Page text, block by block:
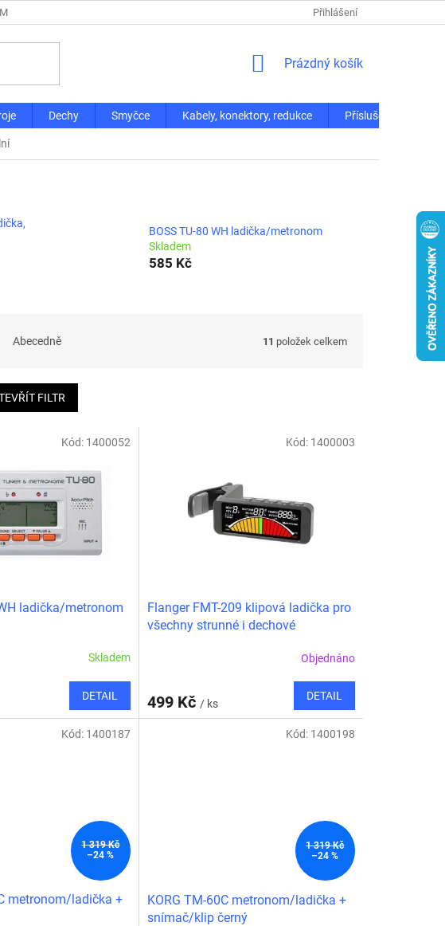
Přihlášení
NÁKUPNÍ
Prázdný košík
Dechy Smyčce Kabely, konektory, redukce Příslušenství
BOSS TU-80 WH ladička/metronom
Skladem
585 Kč
Abecedně 11 položek celkem
FILTR
ladička/metronom
Skladem
DETAIL
Kód: 1400052
Flanger FMT-209 klipová ladička pro
všechny strunné i dechové
Objednáno
499 Kč / ks
DETAIL
Kód: 1400003
1 319 Kč
–24 %
metronom/ladička +
Kód: 1400187
1 319 Kč
–24 %
KORG TM-60C metronom/ladička +
snímač/klip černý
Kód: 1400198